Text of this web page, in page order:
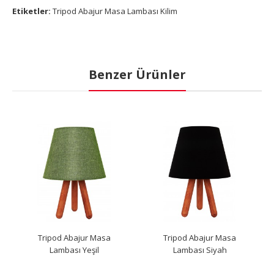
Etiketler: Tripod Abajur Masa Lambası Kilim
Benzer Ürünler
Tripod Abajur Masa
Lambası Yeşil
Tripod Abajur Masa
Lambası Siyah